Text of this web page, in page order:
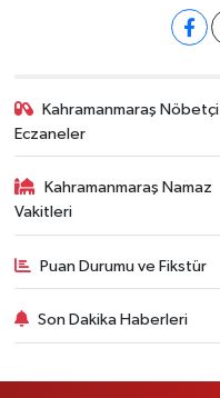
Kahramanmaraş Nöbetçi
Eczaneler
Kahramanmaraş Namaz
Vakitleri
Puan Durumu ve Fikstür
Son Dakika Haberleri